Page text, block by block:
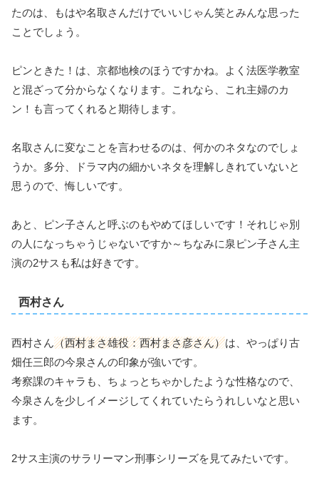
たのは、もはや名取さんだけでいいじゃん笑とみんな思った
ことでしょう。
ピンときた！は、京都地検のほうですかね。よく法医学教室
と混ざって分からなくなります。これなら、これ主婦のカ
ン！も言ってくれると期待します。
名取さんに変なことを言わせるのは、何かのネタなのでしょ
うか。多分、ドラマ内の細かいネタを理解しきれていないと
思うので、悔しいです。
あと、ピン子さんと呼ぶのもやめてほしいです！それじゃ別
の人になっちゃうじゃないですか～ちなみに泉ピン子さん主
演の2サスも私は好きです。
西村さん
西村さん（西村まさ雄役：西村まさ彦さん）は、やっぱり古
畑任三郎の今泉さんの印象が強いです。
考察課のキャラも、ちょっとちゃかしたような性格なので、
今泉さんを少しイメージしてくれていたらうれしいなと思い
ます。
2サス主演のサラリーマン刑事シリーズを見てみたいです。